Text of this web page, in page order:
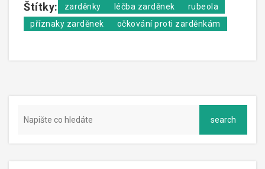
Štítky: zarděnky léčba zarděnek
rubeola
příznaky zarděnek
očkování proti zarděnkám